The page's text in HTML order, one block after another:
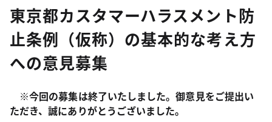
東京都カスタマーハラスメント防
止条例（仮称）の基本的な考え方
への意見募集
※今回の募集は終了いたしました。御意見をご提出い
ただき、誠にありがとうございました。